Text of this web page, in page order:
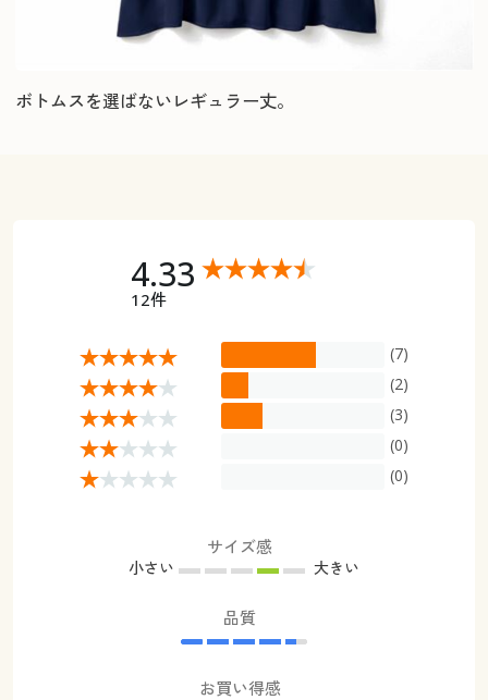
ボトムスを選ばないレギュラー丈。
4.33
12件
(7)
(2)
(3)
(0)
(0)
サイズ感
小さい 大きい
品質
お買い得感